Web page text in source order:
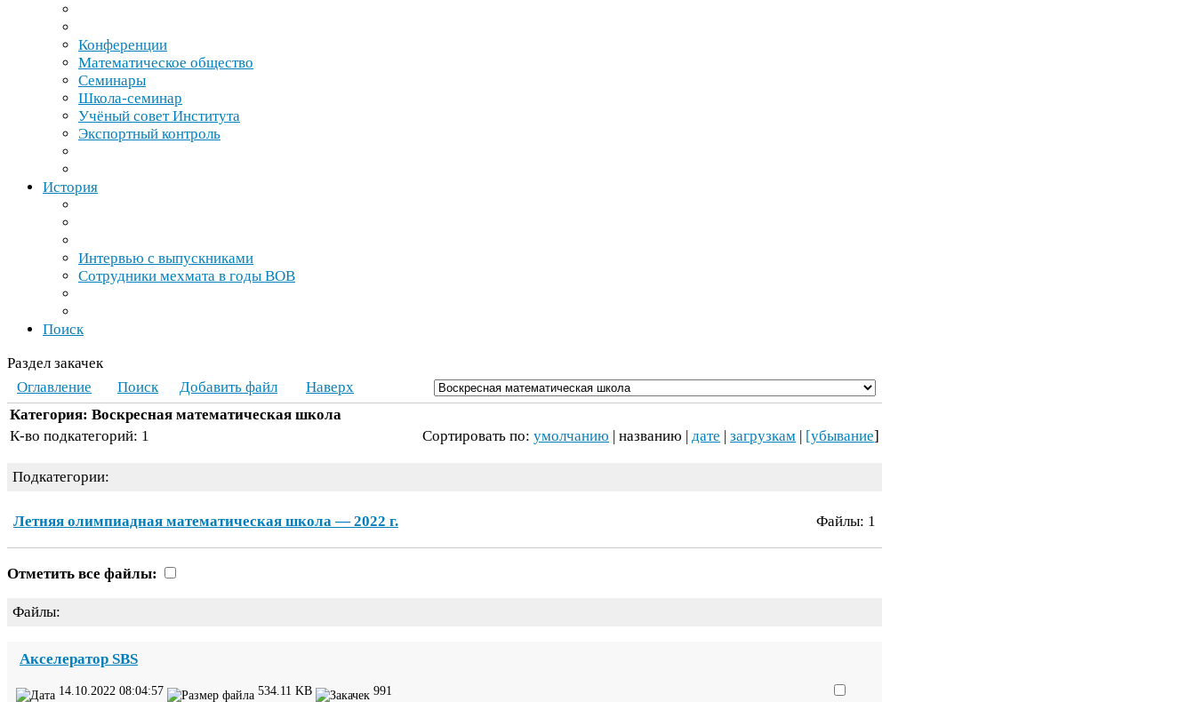
Конференции
Математическое общество
Семинары
Школа-​семинар
Учёный совет Института
Экспортный контроль
История
Интервью с выпускниками
Сотрудники мехмата в годы ВОВ
Поиск
Раздел закачек
Оглавление
Поиск Добавить файл
Наверх
Категория: Воскресная математическая школа
К-​во подкатегорий: 1 Сортировать по: умолчанию | названию | дате | загрузкам | [убывание]
Подкатегории:
Летняя олимпиадная математическая школа —2022 г. Файлы: 1
Отметить все файлы:
Файлы:
Акселератор SBS
14.10.2022 08:04:57 534.11 KB 991